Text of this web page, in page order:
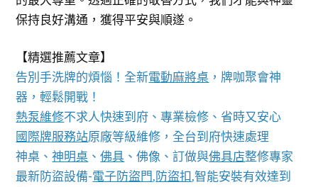
保持良好溝通，獲得平安與順遂。
【精選推薦文章】
告別手洗牌的煩惱！全新電動麻將桌 ，牌咖聚會神
器，輕鬆開戰！
熱泵維修不求人快速到府、專業檢修、省時又安心
國際牌服務站原廠等級維修，全台到府快速處理
神桌、神明桌 、佛具 、佛像、訂做與佛具店整修專家
最新防盜設備-電子防盜門,防盜扣,智能安裝有效達到